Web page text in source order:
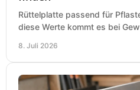
Rüttelplatte passend für
diese Werte kommt es bei
8. Juli 2026